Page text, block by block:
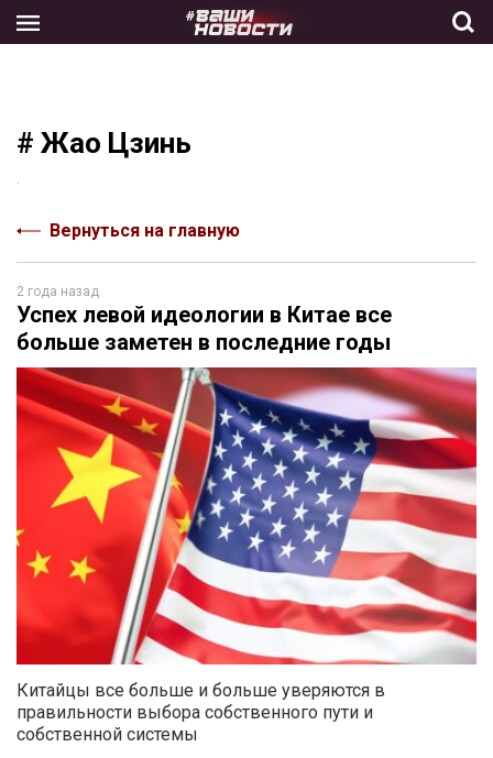
the
# Жао Цзинь
Вернуться на главную
2 года назад
Успех левой идеологии в Китае все
больше заметен в последние годы
Китайцы все больше и больше уверяются в
правильности выбора собственного пути и
собственной системы